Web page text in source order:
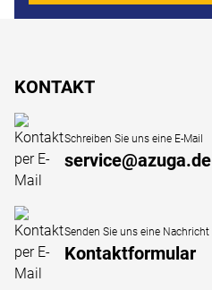
KONTAKT
Schreiben Sie uns eine E-Mail
service@azuga.de
Senden Sie uns eine Nachricht
Kontaktformular